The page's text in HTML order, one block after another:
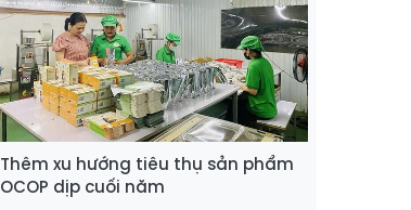
Thêm xu hướng tiêu thụ sản phẩm
OCOP dịp cuối năm